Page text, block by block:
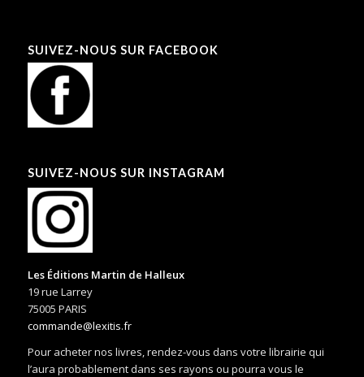
SUIVEZ-NOUS SUR FACEBOOK
SUIVEZ-NOUS SUR INSTAGRAM
Les Éditions Martin de Halleux
19 rue Larrey
75005 PARIS
commande@lexitis.fr
Pour acheter nos livres, rendez-vous dans votre librairie qui
l’aura probablement dans ses rayons ou pourra vous le